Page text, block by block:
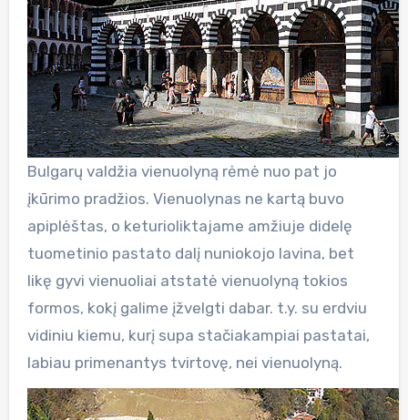
Bulgarų valdžia vienuolyną rėmė nuo pat jo
įkūrimo pradžios. Vienuolynas ne kartą buvo
apiplėštas, o keturioliktajame amžiuje didelę
tuometinio pastato dalį nuniokojo lavina, bet
likę gyvi vienuoliai atstatė vienuolyną tokios
formos, kokį galime įžvelgti dabar. t.y. su erdviu
vidiniu kiemu, kurį supa stačiakampiai pastatai,
labiau primenantys tvirtovę, nei vienuolyną.